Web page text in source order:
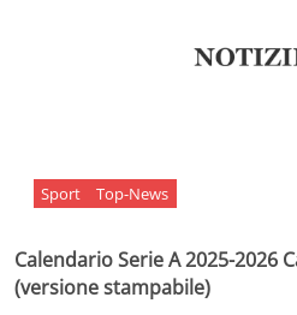
Sport Top-News
Calendario Serie A 2025-2026
(versione stampabile)